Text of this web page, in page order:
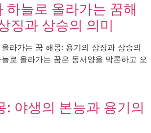
하늘로 올라가는 꿈해
징과 상승의 의미
라가는 꿈 해몽: 용기의 상징과 상승의
로 올라가는 꿈은 동서양을 막론하고 오
: 야생의 본능과 용기의